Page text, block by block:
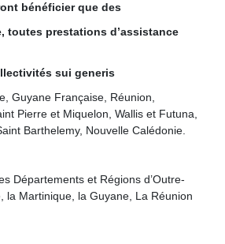
bénéficier que des
toutes prestations d’assistance
sui generis
Guyane Française, Réunion,
Pierre et Miquelon, Wallis et Futuna,
Barthelemy, Nouvelle Calédonie.
Départements et Régions d’Outre-
la Martinique, la Guyane, La Réunion